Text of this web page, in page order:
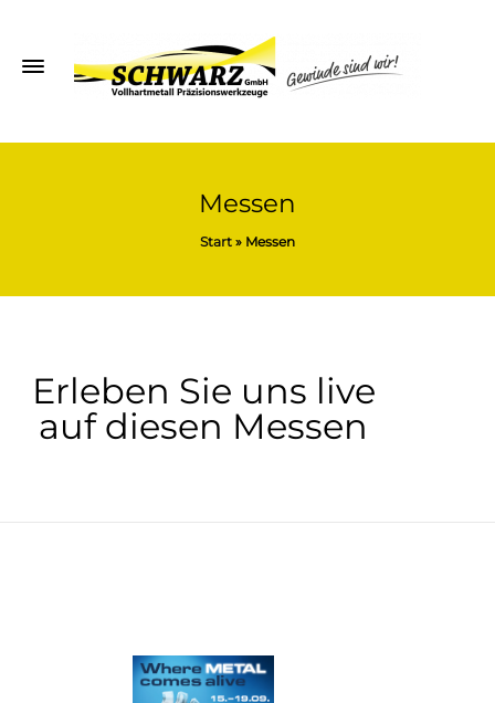
Messen
Start » Messen
Erleben Sie uns live
auf diesen Messen